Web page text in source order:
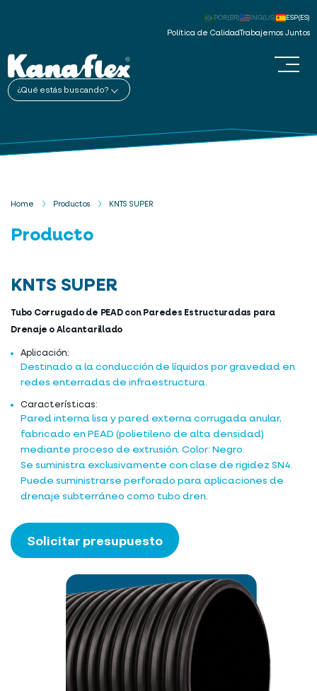
Política de CalidadTrabajemos Juntos
POR(BR) ING(US) ESP(ES)
¿Qué estás buscando?
Home Productos KNTS SUPER
Producto
KNTS SUPER
Tubo Corrugado de PEAD con Paredes Estructuradas para
Drenaje o Alcantarillado
Aplicación:
Destinado a la conducción de líquidos por gravedad en
redes enterradas de infraestructura.
Características:
Pared interna lisa y pared externa corrugada anular,
fabricado en PEAD (polietileno de alta densidad)
mediante proceso de extrusión. Color: Negro.
Se suministra exclusivamente con clase de rigidez SN4.
Puede suministrarse perforado para aplicaciones de
drenaje subterráneo como tubo dren.
Solicitar presupuesto